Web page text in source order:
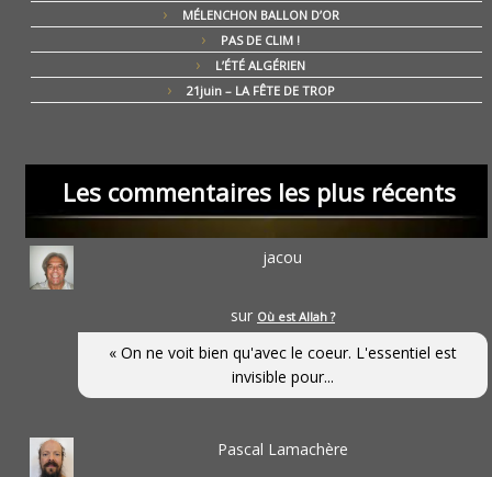
MÉLENCHON BALLON D’OR
PAS DE CLIM !
L’ÉTÉ ALGÉRIEN
21juin – LA FÊTE DE TROP
Les commentaires les plus récents
jacou
sur Où est Allah ?
« On ne voit bien qu'avec le coeur. L'essentiel est
invisible pour...
Pascal Lamachère